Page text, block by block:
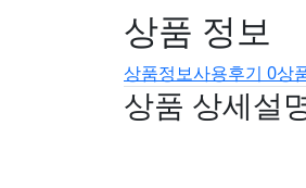
상품 정보
상품정보사용후기 0상
상품 상세설